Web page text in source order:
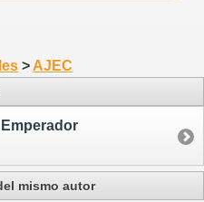
> AJEC
mismo autor